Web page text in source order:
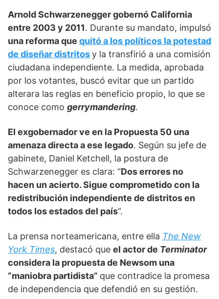
Arnold Schwarzenegger gobernó California
entre 2003 y 2011. Durante su mandato, impulsó
una reforma que quitó a los políticos la potestad
de diseñar distritosy la transfirió a una comisión
ciudadana independiente. La medida, aprobada
por los votantes, buscó evitar que un partido
alterara las reglas en beneficio propio, lo que se
conoce como gerrymandering.
El exgobernador ve en la Propuesta 50 una
amenaza directa a ese legado. Según su jefe de
gabinete, Daniel Ketchell, la postura de
Schwarzenegger es clara: “Dos errores no
hacen un acierto. Sigue comprometido con la
redistribución independiente de distritos en
todos los estados del país”.
La prensa norteamericana, entre ella The New
York Times, destacó que el actor de Terminator
considera la propuesta de Newsom una
“maniobra partidista” que contradice la promesa
de independencia que defendió en su gestión.